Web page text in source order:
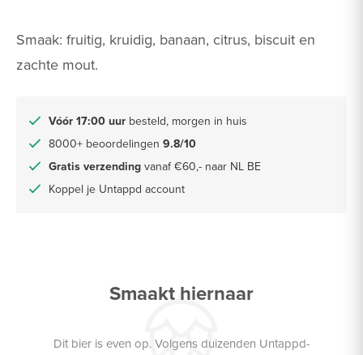
Smaak: fruitig, kruidig, banaan, citrus, biscuit en
zachte mout.
Vóór 17:00 uur besteld, morgen in huis
8000+ beoordelingen 9.8/10
Gratis verzending vanaf €60,- naar NL BE
Koppel je Untappd account
Smaakt hiernaar
Dit bier is even op. Volgens duizenden Untappd-